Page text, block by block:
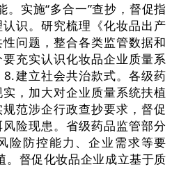
实施“多合一”查抄，督促指
识。研究梳理《化妆品出产
问题，整合各类监管数据和
充实认识化妆品企业质量系
建立社会共治款式。各级药
，加大对企业质量系统扶植
范涉企行政查抄要求，督促
险现患。省级药品监管部分
险防控能力、企业需求等要
督促化妆品企业成立基于质